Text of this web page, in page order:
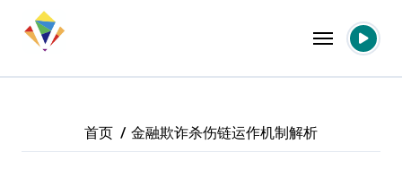
首页 金融欺诈杀伤链运作机制解析